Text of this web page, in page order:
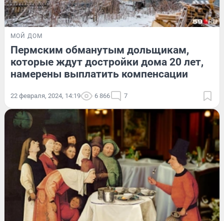
МОЙ ДОМ
Пермским обманутым дольщикам,
которые ждут достройки дома 20 лет,
намерены выплатить компенсации
22 февраля, 2024, 14:19 6 866 7